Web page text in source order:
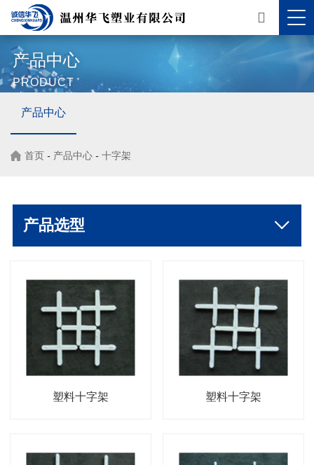
产品中心
PRODUCT
产品中心
首页 - 产品中心 - 十字架
产品选型
塑料十字架 塑料十字架